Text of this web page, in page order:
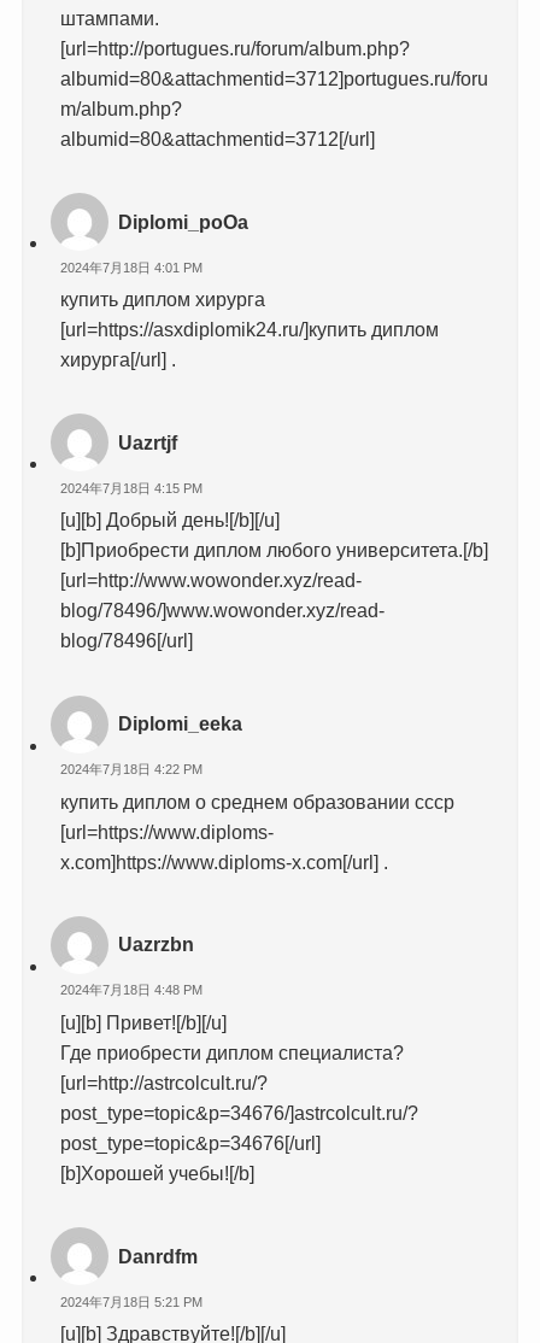
штампами.
[url=http://portugues.ru/forum/album.php?
albumid=80&attachmentid=3712]portugues.ru/foru
m/album.php?
albumid=80&attachmentid=3712[/url]
Diplomi_poOa
2024年7月18日 4:01 PM
купить диплом хирурга
[url=https://asxdiplomik24.ru/]купить диплом
хирурга[/url] .
Uazrtjf
2024年7月18日 4:15 PM
[u][b] Добрый день![/b][/u]
[b]Приобрести диплом любого университета.[/b]
[url=http://www.wowonder.xyz/read-
blog/78496/]www.wowonder.xyz/read-
blog/78496[/url]
Diplomi_eeka
2024年7月18日 4:22 PM
купить диплом о среднем образовании ссср
[url=https://www.diploms-
x.com]https://www.diploms-x.com[/url] .
Uazrzbn
2024年7月18日 4:48 PM
[u][b] Привет![/b][/u]
Где приобрести диплом специалиста?
[url=http://astrcolcult.ru/?
post_type=topic&p=34676/]astrcolcult.ru/?
post_type=topic&p=34676[/url]
[b]Хорошей учебы![/b]
Danrdfm
2024年7月18日 5:21 PM
[u][b] Здравствуйте![/b][/u]